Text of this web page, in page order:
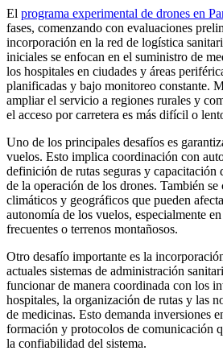
El programa experimental de drones en
fases, comenzando con evaluaciones
incorporación en la red de logística
iniciales se enfocan en el suministro de
los hospitales en ciudades y áreas
planificadas y bajo monitoreo constante.
ampliar el servicio a regiones rurales y
el acceso por carretera es más difícil o
Uno de los principales desafíos es
vuelos. Esto implica coordinación con
definición de rutas seguras y capacitación
de la operación de los drones. También se
climáticos y geográficos que pueden
autonomía de los vuelos, especialmente
frecuentes o terrenos montañosos.
Otro desafío importante es la
actuales sistemas de administración
funcionar de manera coordinada con los
hospitales, la organización de rutas y las
de medicinas. Esto demanda inversiones
formación y protocolos de comunicación
la confiabilidad del sistema.